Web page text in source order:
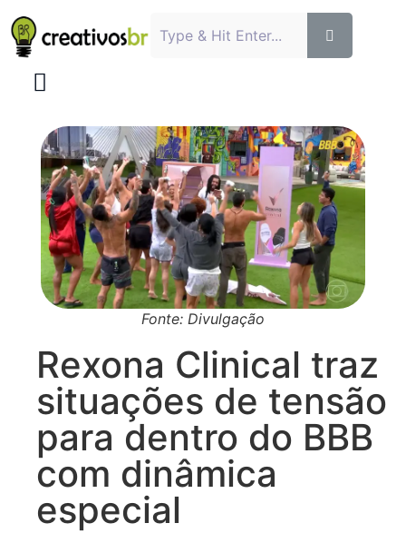
Fonte: Divulgação
Rexona Clinical traz
situações de tensão
para dentro do BBB
com dinâmica
especial